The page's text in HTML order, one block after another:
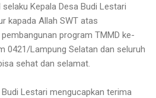
Kepala Desa Budi Lestari
kapada Allah SWT atas
program TMMD ke-
0421/Lampung Selatan dan seluruh
sehat dan selamat.
Budi Lestari mengucapkan terima